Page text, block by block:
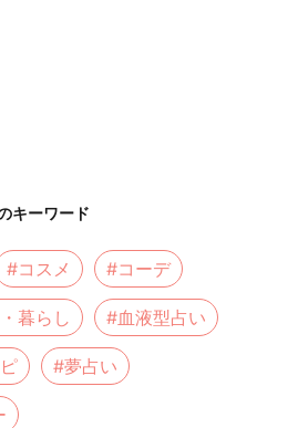
キーワード
#コスメ #コーデ
暮らし #血液型占い
#夢占い